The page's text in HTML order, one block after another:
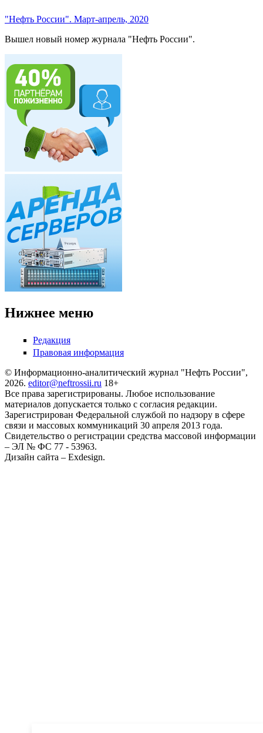
"Нефть России". Март-апрель, 2020
Вышел новый номер журнала "Нефть России".
Нижнее меню
Редакция
Правовая информация
© Информационно-аналитический журнал "Нефть России",
2026. editor@neftrossii.ru 18+
Все права зарегистрированы. Любое использование
материалов допускается только с согласия редакции.
Зарегистрирован Федеральной службой по надзору в сфере
связи и массовых коммуникаций 30 апреля 2013 года.
Свидетельство о регистрации средства массовой информации
– ЭЛ № ФС 77 - 53963.
Дизайн сайта – Exdesign.